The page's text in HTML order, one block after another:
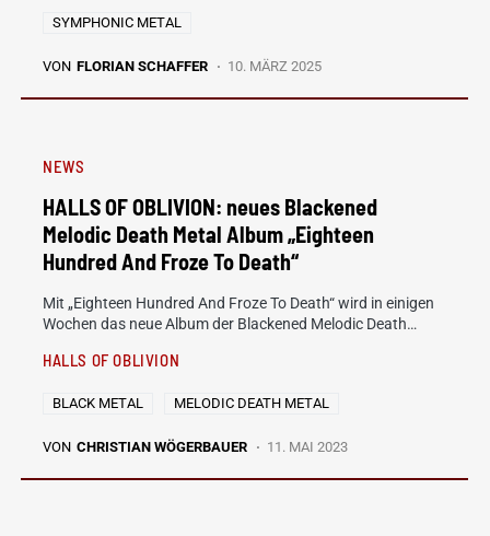
SYMPHONIC METAL
VON FLORIAN SCHAFFER 10. MÄRZ 2025
NEWS
HALLS OF OBLIVION: neues Blackened
Melodic Death Metal Album „Eighteen
Hundred And Froze To Death“
Mit „Eighteen Hundred And Froze To Death“ wird in einigen
Wochen das neue Album der Blackened Melodic Death…
HALLS OF OBLIVION
BLACK METAL MELODIC DEATH METAL
VON CHRISTIAN WÖGERBAUER 11. MAI 2023